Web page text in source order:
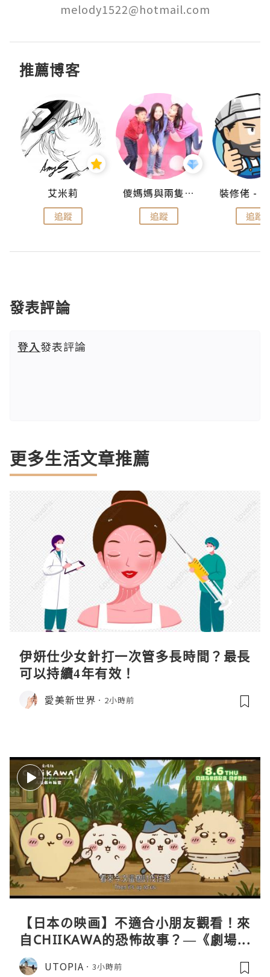
melody1522@hotmail.com
推薦博客
艾米莉
追蹤
儍媽媽與兩隻小魔怪之家
追蹤 追蹤
發表評論
登入發表評論
更多生活文章推薦
伊妍仕少女針打一次管多長時間？最長
可以持續4年有效！
愛美新世界 2小時前
【日本の映画】不適合小朋友觀看！來
自CHIIKAWA的恐怖故事？—《劇場版
CHIIKAWA 人魚島的秘密》
UTOPIA 3小時前